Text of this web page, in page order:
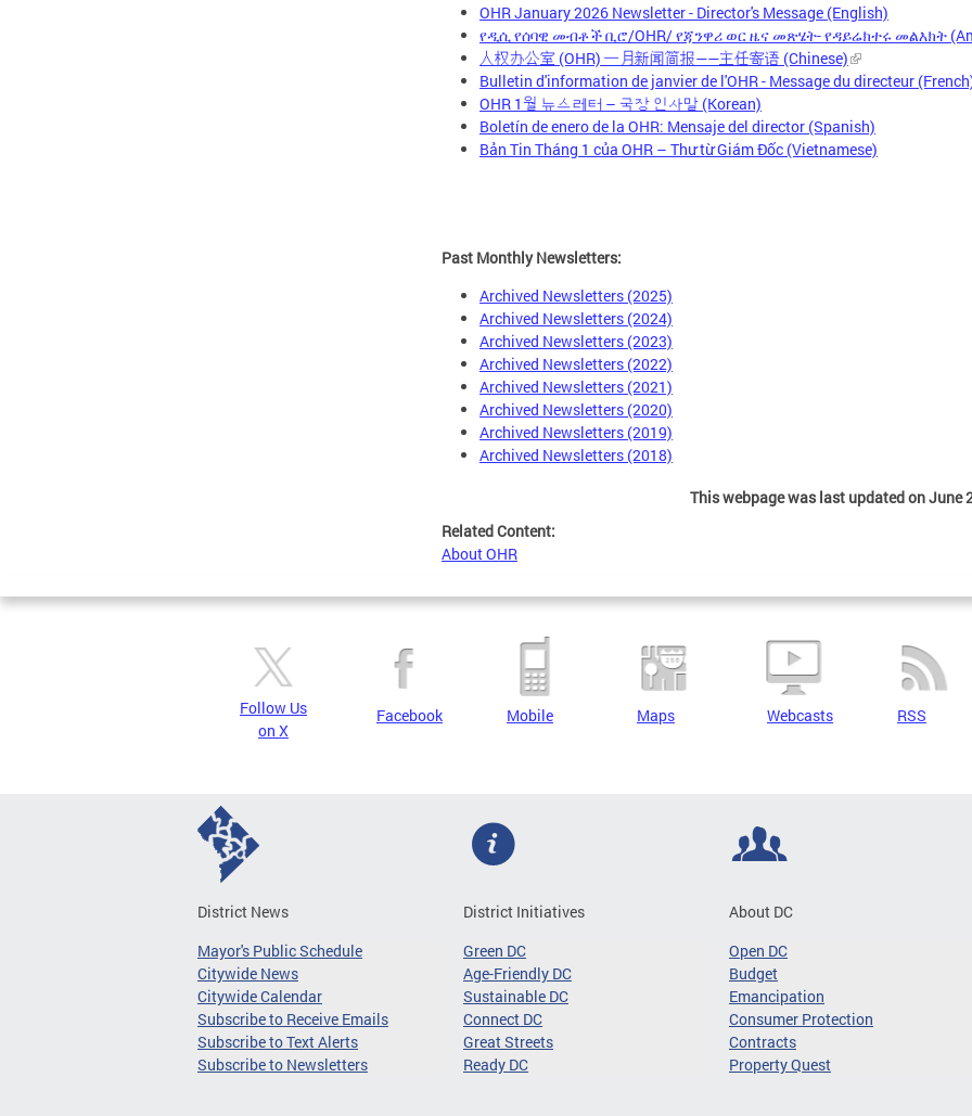
OHR January 2026 Newsletter - Director's Message (English)
የዲሲ የሰባዊ መብቶች ቢሮ/OHR/ የጃንዋሪ ወር ዜና መጽሄት- የዳይሬክተሩ መልእክት
人权办公室 (OHR) 一月新闻简报——主任寄语 (Chinese)
Bulletin d'information de janvier de l'OHR - Message du directeur
OHR 1월 뉴스레터 – 국장 인사말 (Korean)
Boletín de enero de la OHR: Mensaje del director (Spanish)
Bản Tin Tháng 1 của OHR – Thư từ Giám Đốc (Vietnamese)
Past Monthly Newsletters:
Archived Newsletters (2025)
Archived Newsletters (2024)
Archived Newsletters (2023)
Archived Newsletters (2022)
Archived Newsletters (2021)
Archived Newsletters (2020)
Archived Newsletters (2019)
Archived Newsletters (2018)
This webpage was last updated on June
Related Content:
About OHR
Follow Us
on X
Facebook Mobile Maps Webcasts RSS
District News
Mayor's Public Schedule
Citywide News
Citywide Calendar
Subscribe to Receive Emails
Subscribe to Text Alerts
Subscribe to Newsletters
District Initiatives
Green DC
Age-Friendly DC
Sustainable DC
Connect DC
Great Streets
Ready DC
About DC
Open DC
Budget
Emancipation
Consumer Protection
Contracts
Property Quest